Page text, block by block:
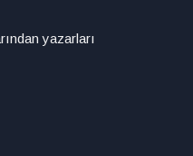
yazarları